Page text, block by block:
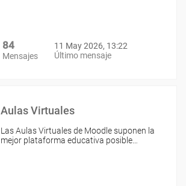
84
Mensajes
11 May 2026, 13:22
Último mensaje
Aulas Virtuales
Las Aulas Virtuales de Moodle suponen la
mejor plataforma educativa posible…